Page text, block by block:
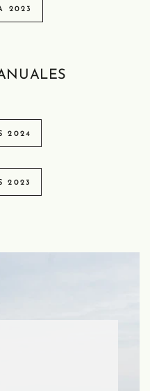
2023
2024
2023